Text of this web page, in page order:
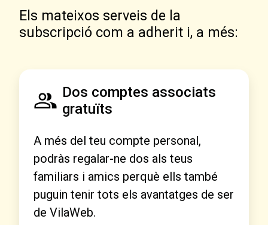
Els mateixos serveis de la
subscripció com a adherit i, a més:
Dos comptes associats
gratuïts
A més del teu compte personal,
podràs regalar-ne dos als teus
familiars i amics perquè ells també
puguin tenir tots els avantatges de ser
de VilaWeb.